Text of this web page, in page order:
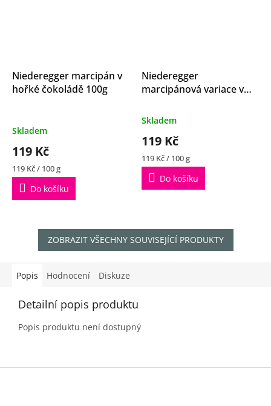
Niederegger marcipán v
hořké čokoládě 100g
Skladem
119 Kč
Měrná
cena:
119 Kč / 100 g
Do košíku
Niederegger
marcipánová variace v
Průměrné
hodnocení
produktu
5,0
Skladem
119 Kč
Měrná
cena:
119 Kč / 100 g
Do košíku
ZOBRAZIT VŠECHNY SOUVISEJÍCÍ PRODUKTY
Popis Hodnocení Diskuze
Detailní popis produktu
Popis produktu není dostupný
Z